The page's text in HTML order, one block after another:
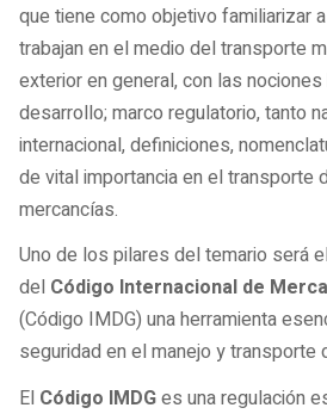
que tiene como objetivo familiarizar
trabajan en el medio del transporte
exterior en general, con las
desarrollo; marco regulatorio, tanto
internacional, definiciones,
de vital importancia en el transporte
mercancías.
Uno de los pilares del temario será
del Código Internacional de
(Código IMDG) una herramienta
seguridad en el manejo y transporte
El Código IMDGes una regulación